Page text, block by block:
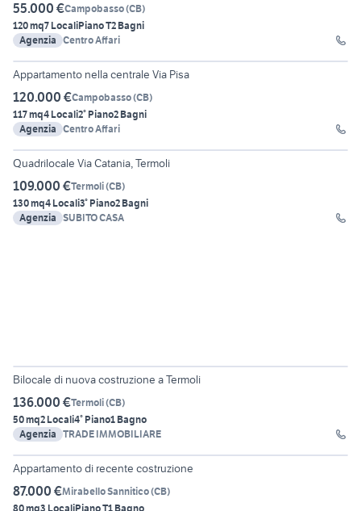
55.000 €Campobasso(CB)
120 mq7 LocaliPiano T2 Bagni
Agenzia Centro Affari
18
Appartamento nella centrale Via Pisa
120.000 €Campobasso(CB)
117 mq4 Locali2° Piano2 Bagni
Agenzia Centro Affari
20
Quadrilocale Via Catania, Termoli
109.000 €Termoli(CB)
130 mq4 Locali3° Piano2 Bagni
Agenzia SUBITO CASA
Bilocale di nuova costruzione a Termoli
136.000 €Termoli(CB)
50 mq2 Locali4° Piano1 Bagno
Agenzia TRADE IMMOBILIARE
24
Appartamento di recente costruzione
87.000 €Mirabello Sannitico(CB)
80 mq3 LocaliPiano T1 Bagno